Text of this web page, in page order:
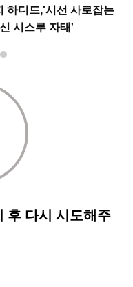
하디드,'시선 사로잡는
시스루 자태'